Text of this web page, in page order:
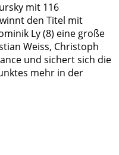
mit 116
den Titel mit
Ly (8) eine große
Weiss, Christoph
und sichert sich die
mehr in der